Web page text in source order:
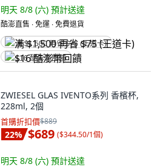
明天 8/8 (六) 預計送達
酷澎直售 ∙ 免運 ∙ 免費退貨
满 $1,500 再省 $75 (王道卡)
$16 酷澎幣回饋
ZWIESEL GLAS IVENTO系列 香檳杯,
228ml, 2個
首購折扣價$889
22% $689 ($344.50/1個)
明天 8/8 (六) 預計送達